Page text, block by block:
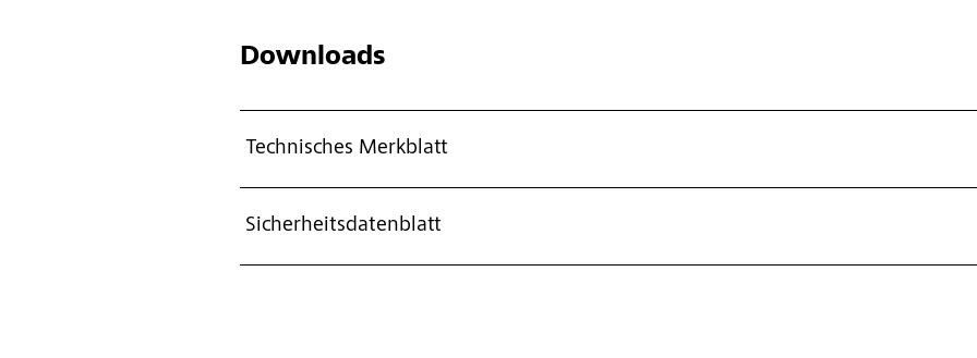
Downloads
Technisches Merkblatt
Sicherheitsdatenblatt